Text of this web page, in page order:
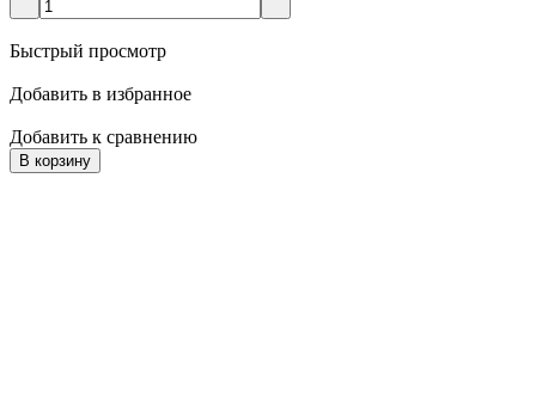
Быстрый просмотр
Добавить в избранное
Добавить к сравнению
В корзину